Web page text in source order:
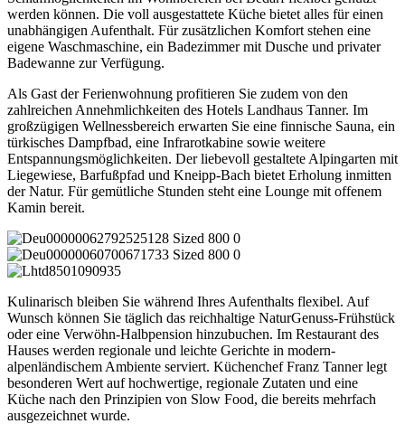
werden können. Die voll ausgestattete Küche bietet alles für einen
unabhängigen Aufenthalt. Für zusätzlichen Komfort stehen eine
eigene Waschmaschine, ein Badezimmer mit Dusche und privater
Badewanne zur Verfügung.
Als Gast der Ferienwohnung profitieren Sie zudem von den
zahlreichen Annehmlichkeiten des Hotels Landhaus Tanner. Im
großzügigen Wellnessbereich erwarten Sie eine finnische Sauna, ein
türkisches Dampfbad, eine Infrarotkabine sowie weitere
Entspannungsmöglichkeiten. Der liebevoll gestaltete Alpingarten mit
Liegewiese, Barfußpfad und Kneipp-Bach bietet Erholung inmitten
der Natur. Für gemütliche Stunden steht eine Lounge mit offenem
Kamin bereit.
Kulinarisch bleiben Sie während Ihres Aufenthalts flexibel. Auf
Wunsch können Sie täglich das reichhaltige NaturGenuss-Frühstück
oder eine Verwöhn-Halbpension hinzubuchen. Im Restaurant des
Hauses werden regionale und leichte Gerichte in modern-
alpenländischem Ambiente serviert. Küchenchef Franz Tanner legt
besonderen Wert auf hochwertige, regionale Zutaten und eine
Küche nach den Prinzipien von Slow Food, die bereits mehrfach
ausgezeichnet wurde.